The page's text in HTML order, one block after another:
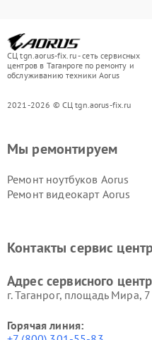
СЦ tgn.aorus-fix.ru - сеть сервисных
центров в Таганроге по ремонту и
обслуживанию техники Aorus
2021-2026 © СЦ tgn.aorus-fix.ru
Мы ремонтируем
Ремонт ноутбуков Aorus
Ремонт видеокарт Aorus
Контакты сервис
Адрес сервисного
г. Таганрог, площадь Мира, 7
Горячая линия: